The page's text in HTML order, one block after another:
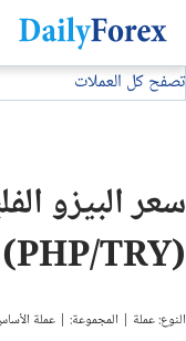
بيان إعلاني
تصفح كل العملات
GBP/USD
USD/JPY
USD/CAD
سعر البيزو
(PHP/TRY)
النوع: عملة | المجموعة: | عملة الأساس: